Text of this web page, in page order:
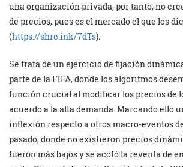
una organización privada, por tanto, no
de precios, pues es el mercado el que los
(https://shre.ink/7dTs).
Se trata de un ejercicio de fijación
parte de la FIFA, donde los algoritmos
función crucial al modificar los precios de
acuerdo a la alta demanda. Marcando ello
inflexión respecto a otros macro-eventos
pasado, donde no existieron precios
fueron más bajos y se acotó la reventa de